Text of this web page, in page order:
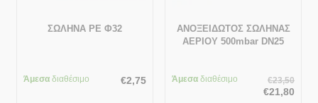
ΣΩΛΗΝΑ PE Φ32
Άμεσα διαθέσιμο €2,75
ΑΝΟΞΕΙΔΩΤΟΣ ΣΩΛΗΝΑΣ
ΑΕΡΙΟΥ 500mbar DN25
Άμεσα διαθέσιμο €23,50
€21,80